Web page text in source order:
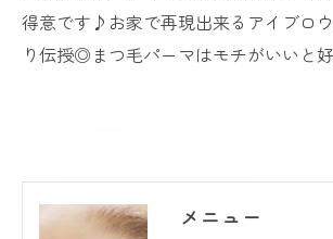
得意です♪お家で再現出来るアイブロ
り伝授◎まつ毛パーマはモチがいいと
メニュー